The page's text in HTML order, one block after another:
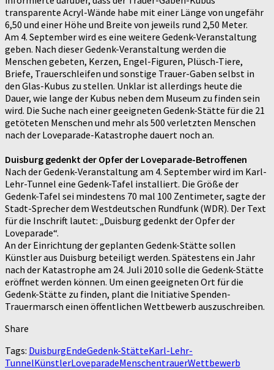
transparente Acryl-Wände habe mit einer Länge von ungefähr
6,50 und einer Höhe und Breite von jeweils rund 2,50 Meter.
Am 4. September wird es eine weitere Gedenk-Veranstaltung
geben. Nach dieser Gedenk-Veranstaltung werden die
Menschen gebeten, Kerzen, Engel-Figuren, Plüsch-Tiere,
Briefe, Trauerschleifen und sonstige Trauer-Gaben selbst in
den Glas-Kubus zu stellen. Unklar ist allerdings heute die
Dauer, wie lange der Kubus neben dem Museum zu finden sein
wird. Die Suche nach einer geeigneten Gedenk-Stätte für die 21
getöteten Menschen und mehr als 500 verletzten Menschen
nach der Loveparade-Katastrophe dauert noch an.
Duisburg gedenkt der Opfer der Loveparade-Betroffenen
Nach der Gedenk-Veranstaltung am 4. September wird im Karl-
Lehr-Tunnel eine Gedenk-Tafel installiert. Die Größe der
Gedenk-Tafel sei mindestens 70 mal 100 Zentimeter, sagte der
Stadt-Sprecher dem Westdeutschen Rundfunk (WDR). Der Text
für die Inschrift lautet: „Duisburg gedenkt der Opfer der
Loveparade“.
An der Einrichtung der geplanten Gedenk-Stätte sollen
Künstler aus Duisburg beteiligt werden. Spätestens ein Jahr
nach der Katastrophe am 24. Juli 2010 solle die Gedenk-Stätte
eröffnet werden können. Um einen geeigneten Ort für die
Gedenk-Stätte zu finden, plant die Initiative Spenden-
Trauermarsch einen öffentlichen Wettbewerb auszuschreiben.
Share
Tags: DuisburgEndeGedenk-StätteKarl-Lehr-
TunnelKünstlerLoveparadeMenschentrauerWettbewerb